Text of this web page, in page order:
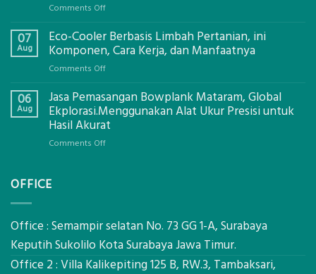
Comments Offon
Sondir
Tanah
Eksplorasi
Pastikan
Pondasi
Kokoh
07
Aug
Eco-Cooler Berbasis Limbah Pertanian, ini
Komponen, Cara Kerja, dan Manfaatnya
Comments Offon
Cooler
Berbasis
Limbah
06
Aug
Jasa Pemasangan Bowplank Mataram, Global
Ekplorasi.Menggunakan Alat Ukur Presisi untuk
Hasil Akurat
Comments Offon
Ekplorasi.Menggunakan
Ukur
Presisi
OFFICE
Office : Semampir selatan No. 73 GG 1-A, Surabaya
Keputih Sukolilo Kota Surabaya Jawa Timur.
Office 2 : Villa Kalikepiting 125 B, RW.3, Tambaksari,